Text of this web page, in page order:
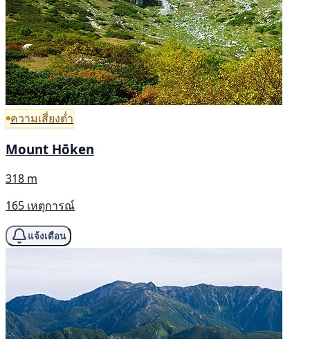
ความเสี่ยงต่ำ
Mount Hōken
318 m
165 เหตุการณ์
แจ้งเตือน